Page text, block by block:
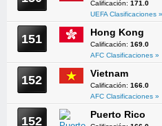
Calificación: 171.0
UEFA Clasificaciones »
151 Hong Kong
Calificación: 169.0
AFC Clasificaciones »
152 Vietnam
Calificación: 166.0
AFC Clasificaciones »
152 Puerto Rico